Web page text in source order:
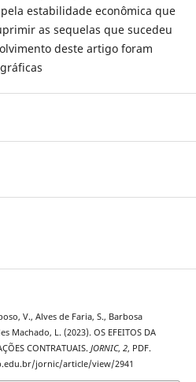
estabilidade econômica que
as sequelas que sucedeu
deste artigo foram
V., Alves de Faria, S., Barbosa
Machado, L. (2023). OS EFEITOS DA
CONTRATUAIS. JORNIC, 2, PDF.
jornic/article/view/2941